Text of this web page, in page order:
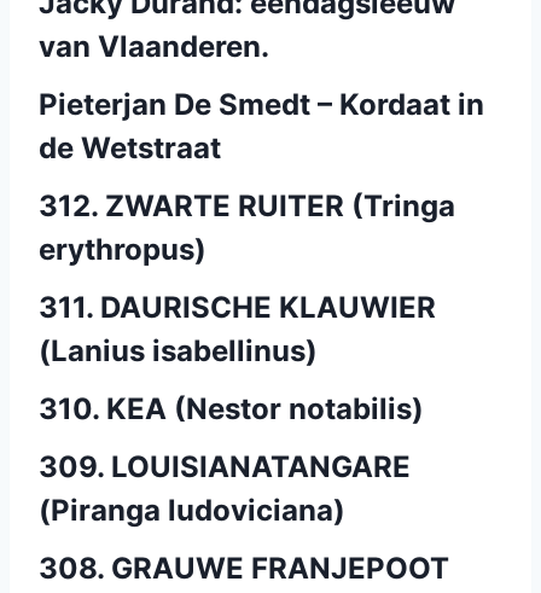
van Vlaanderen.
Pieterjan De Smedt – Kordaat in
de Wetstraat
312. ZWARTE RUITER (Tringa
erythropus)
311. DAURISCHE KLAUWIER
(Lanius isabellinus)
310. KEA (Nestor notabilis)
309. LOUISIANATANGARE
(Piranga ludoviciana)
308. GRAUWE FRANJEPOOT